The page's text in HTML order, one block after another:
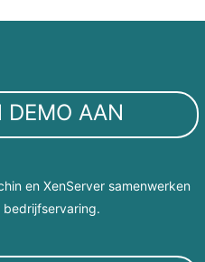
DEMO AAN
en XenServer samenwerken